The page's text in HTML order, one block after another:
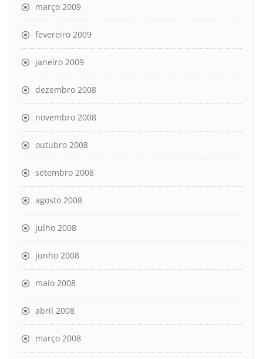
março 2009
fevereiro 2009
janeiro 2009
dezembro 2008
novembro 2008
outubro 2008
setembro 2008
agosto 2008
julho 2008
junho 2008
maio 2008
abril 2008
março 2008